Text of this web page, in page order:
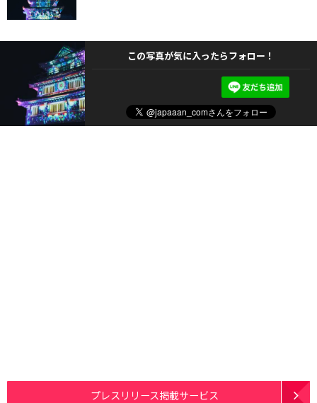
この写真が気に入ったらフォロー！
プレスリリース掲載サービス